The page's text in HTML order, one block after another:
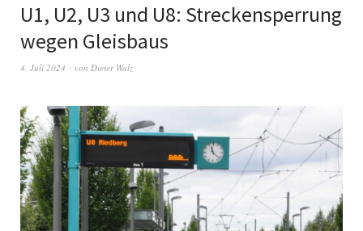
U1, U2, U3 und U8: Streckensperrung
wegen Gleisbaus
4. Juli 2024 von Dieter Walz